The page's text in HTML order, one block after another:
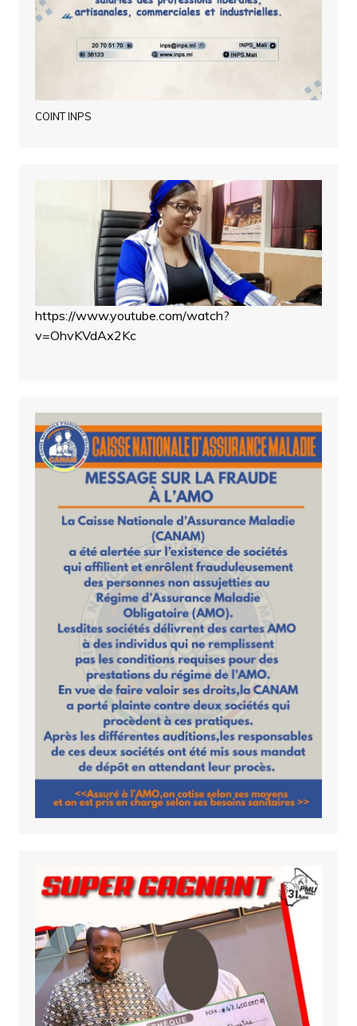
COINT INPS
https://www.youtube.com/watch?
v=OhvKVdAx2Kc